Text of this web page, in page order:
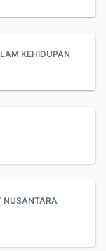
KEHIDUPAN
NUSANTARA